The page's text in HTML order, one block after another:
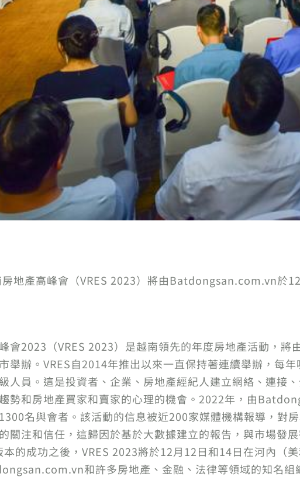
地產高峰會（VRES 2023）將由Batdongsan.com.vn於
會2023（VRES 2023）是越南領先的年度房地產活動，
舉辦。VRES自2014年推出以來一直保持著連續舉辦，每
人員。這是投資者、企業、房地產經紀人建立網絡、連接
勢和房地產買家和賣家的心理的機會。2022年，由
名與會者。該活動的信息被近200家媒體機構報導，對
關注和信任，這歸因於基於大數據建立的報告，與市場發
本的成功之後，VRES 2023將於12月12日和14日在河內（
和許多房地產、金融、法律等領域的知名